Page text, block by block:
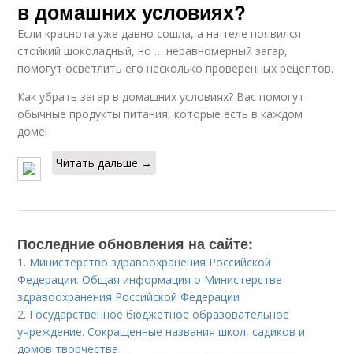
в домашних условиях?
Если краснота уже давно сошла, а на теле появился
стойкий шоколадный, но … неравномерный загар,
помогут осветлить его несколько проверенных рецептов.
Как убрать загар в домашних условиях? Вас помогут
обычные продукты питания, которые есть в каждом
доме!
Читать дальше →
Последние обновления на сайте:
1. Министерство здравоохранения Российской
Федерации. Общая информация о Министерстве
здравоохранения Российской Федерации
2. Государственное бюджетное образовательное
учреждение. Сокращенные названия школ, садиков и
домов творчества